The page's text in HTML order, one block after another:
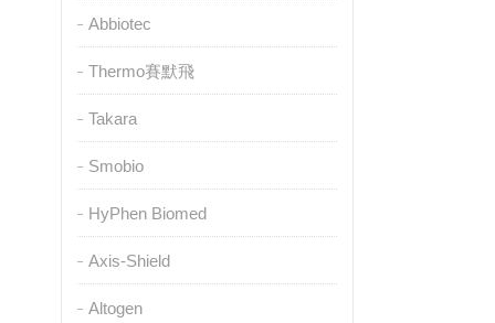
Abbiotec
Thermo賽默飛
Takara
Smobio
HyPhen Biomed
Axis-Shield
Altogen